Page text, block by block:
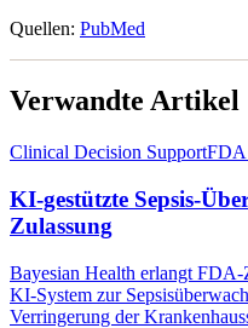
Quellen: PubMed
Verwandte Artikel
Clinical Decision SupportFDA
KI-gestützte Sepsis-
Zulassung
Bayesian Health erlangt FDA-
KI-System zur
Verringerung der